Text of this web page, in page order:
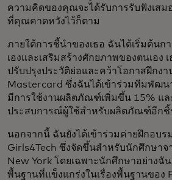
ความคิดของคุณจะได้รับการรับฟังเสม
ที่คุณคาดหวังไว้ก็ตาม
ภายใต้การชี้นำของเธอ ฉันได้เริ่มต้นก
เองและเสริมสร้างศักยภาพของตนเอง
ปรับปรุงประวัติย่อและคว้าโอกาสฝึกง
Mastercard ซึ่งฉันได้เข้าร่วมทีมพัฒ
มีการใช้งานผลิตภัณฑ์เพิ่มขึ้น 15% แล
ประสบการณ์ผู้ใช้สำหรับผลิตภัณฑ์อีกชิ้
นอกจากนี้ ฉันยังได้เข้าร่วมค่ายฝึกอบร
Girls4Tech ซึ่งจัดขึ้นสำหรับนักศึกษา
New York โดยเฉพาะนักศึกษาอย่างฉั
พื้นฐานที่แข็งแกร่งในเรื่องพื้นฐานของ